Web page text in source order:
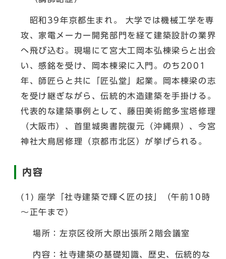
昭和39年京都生まれ。 大学では機械工学を専
攻、家電メーカー開発部門を経て建築設計の業界
へ飛び込む。現場にて宮大工岡本弘棟梁らと出会
い、感銘を受け、岡本棟梁に入門。のち2001
年、師匠らと共に「匠弘堂」起業。岡本棟梁の志
を受け継ぎながら、伝統的木造建築を手掛ける。
代表的な建築事例として、藤田美術館多宝塔修理
（大阪市）、首里城奥書院復元（沖縄県）、今宮
神社大鳥居修理（京都市北区）が挙げられる。
内容
(1) 座学「社寺建築で輝く匠の技」（午前10時
～正午まで）
場所：左京区役所大原出張所2階会議室
内容：社寺建築の基礎知識、歴史、伝統的な